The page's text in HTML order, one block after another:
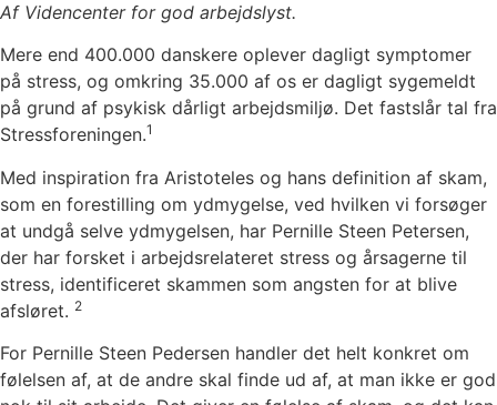
Af Videncenter for god arbejdslyst.
Mere end 400.000 danskere oplever dagligt symptomer
på stress, og omkring 35.000 af os er dagligt sygemeldt
på grund af psykisk dårligt arbejdsmiljø. Det fastslår tal fra
Stressforeningen.1
Med inspiration fra Aristoteles og hans definition af skam,
som en forestilling om ydmygelse, ved hvilken vi forsøger
at undgå selve ydmygelsen, har Pernille Steen Petersen,
der har forsket i arbejdsrelateret stress og årsagerne til
stress, identificeret skammen som angsten for at blive
afsløret. 2
For Pernille Steen Pedersen handler det helt konkret om
følelsen af, at de andre skal finde ud af, at man ikke er god